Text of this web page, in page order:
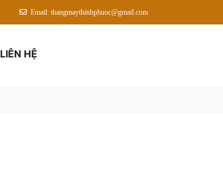
Email: thangmaythinhphuoc@gmail.com
LIÊN HỆ